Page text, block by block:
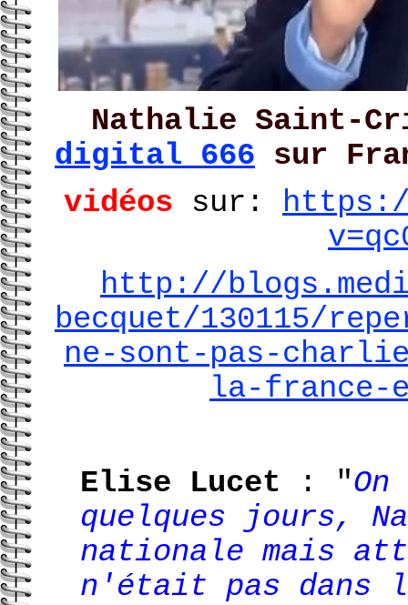
Nathalie Saint-
digital 666 sur
vidéos sur: https://
http://
becquet/130115/
ne-sont-pas-
la-france-
Elise Lucet : "
quelques jours,
nationale mais
n'était pas dans